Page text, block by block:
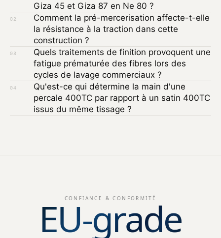
Giza 45 et Giza 87 en Ne 80 ?
02
Comment la pré-mercerisation affecte-t-elle
la résistance à la traction dans cette
construction ?
03
Quels traitements de finition provoquent une
fatigue prématurée des fibres lors des
cycles de lavage commerciaux ?
04
Qu'est-ce qui détermine la main d'une
percale 400TC par rapport à un satin 400TC
issus du même tissage ?
CONFIANCE & CONFORMITÉ
EU-grade